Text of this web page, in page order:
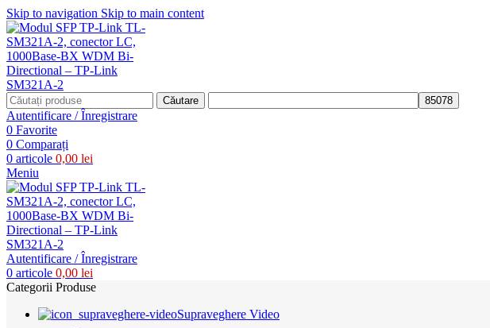
Skip to navigation Skip to main content
Căutare
Autentificare / Înregistrare
0 Favorite
0 Comparați
0 articole 0,00 lei
Meniu
Autentificare / Înregistrare
0 articole 0,00 lei
Categorii Produse
Supraveghere Video